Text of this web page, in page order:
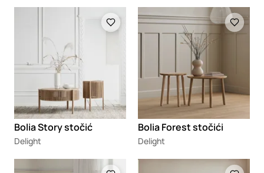
Bolia Story stočić
Delight
Loading
Bolia Forest stočići
Delight